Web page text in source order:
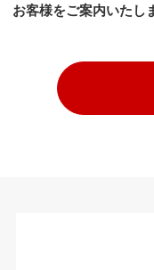
お客様をご案内いたし